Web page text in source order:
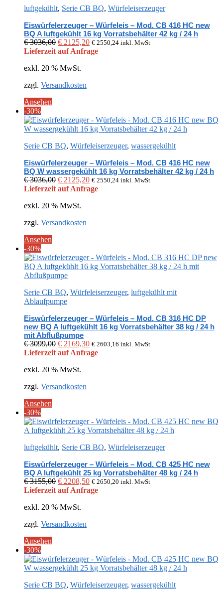
luftgekühlt, Serie CB BQ, Würfeleiserzeuger
Eiswürfelerzeuger – Würfeleis – Mod. CB 416 HC new
BQ A luftgekühlt 16 kg Vorratsbehälter 42 kg / 24 h
€3036,00 Ursprünglicher
Preis
€ 3036,00
€ 2125,20Aktueller
Preis
€ 2550,24 inkl. MwSt
Lieferzeit auf Anfrage
exkl. 20 % MwSt.
zzgl. Versandkosten
Ansehen
-30%
Serie CB BQ, Würfeleiserzeuger, wassergekühlt
Eiswürfelerzeuger – Würfeleis – Mod. CB 416 HC new
BQ W wassergekühlt 16 kg Vorratsbehälter 42 kg / 24 h
€3036,00 Ursprünglicher
Preis
€ 3036,00
€ 2125,20Aktueller
Preis
€ 2550,24 inkl. MwSt
Lieferzeit auf Anfrage
exkl. 20 % MwSt.
zzgl. Versandkosten
Ansehen
-30%
Serie CB BQ, Würfeleiserzeuger, luftgekühlt mit
Ablaufpumpe
Eiswürfelerzeuger – Würfeleis – Mod. CB 316 HC DP
new BQ A luftgekühlt 16 kg Vorratsbehälter 38 kg / 24 h
mit Abflußpumpe
€3099,00 Ursprünglicher
Preis
€ 3099,00
€ 2169,30Aktueller
Preis
€ 2603,16 inkl. MwSt
Lieferzeit auf Anfrage
exkl. 20 % MwSt.
zzgl. Versandkosten
Ansehen
-30%
luftgekühlt, Serie CB BQ, Würfeleiserzeuger
Eiswürfelerzeuger – Würfeleis – Mod. CB 425 HC new
BQ A luftgekühlt 25 kg Vorratsbehälter 48 kg / 24 h
€3155,00 Ursprünglicher
Preis
€ 3155,00
€ 2208,50Aktueller
Preis
€ 2650,20 inkl. MwSt
Lieferzeit auf Anfrage
exkl. 20 % MwSt.
zzgl. Versandkosten
Ansehen
-30%
Serie CB BQ, Würfeleiserzeuger, wassergekühlt